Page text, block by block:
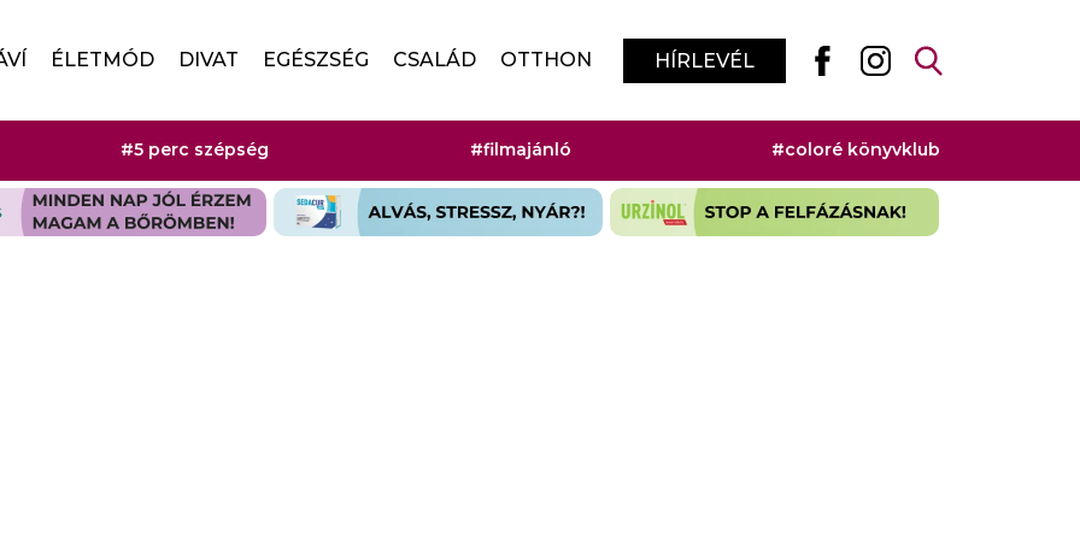
ÉLETMÓD DIVAT EGÉSZSÉG CSALÁD OTTHON HÍRLEVÉL
#5 perc szépség #filmajánló #coloré könyvklub